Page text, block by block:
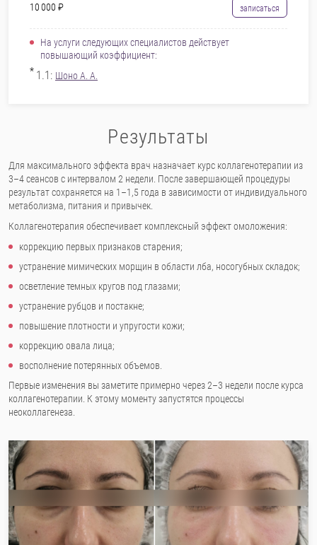
10 000 ₽ записаться
На услуги следующих специалистов действует
повышающий коэффициент:
* 1.1: Шоно А. А.
Результаты
Для максимального эффекта врач назначает курс коллагенотерапии из
3–4 сеансов с интервалом 2 недели. После завершающей процедуры
результат сохраняется на 1–1,5 года в зависимости от индивидуального
метаболизма, питания и привычек.
Коллагенотерапия обеспечивает комплексный эффект омоложения:
коррекцию первых признаков старения;
устранение мимических морщин в области лба, носогубных складок;
осветление темных кругов под глазами;
устранение рубцов и постакне;
повышение плотности и упругости кожи;
коррекцию овала лица;
восполнение потерянных объемов.
Первые изменения вы заметите примерно через 2–3 недели после курса
коллагенотерапии. К этому моменту запустятся процессы
неоколлагенеза.